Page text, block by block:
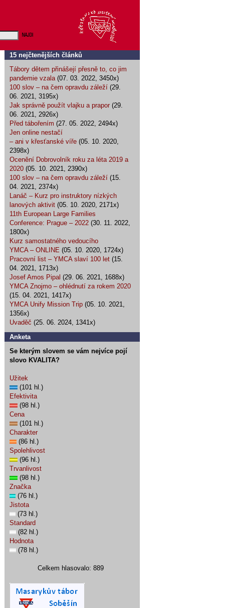
15 nejčtenějších článků
Tábory dětem přinášejí přesně to, co jim
pandemie vzala(07. 03. 2022, 3450x)
100 slov – na čem opravdu záleží (29.
06. 2021, 3195x)
Jak správně použít vlajku a prapor (29.
06. 2021, 2926x)
Před tábořením (27. 05. 2022, 2494x)
Jen online nestačí
– ani v křesťanské víře (05. 10. 2020,
2398x)
Ocenění Dobrovolník roku za léta 2019 a
2020 (05. 10. 2021, 2390x)
100 slov – na čem opravdu záleží (15.
04. 2021, 2374x)
Lanáč – Kurz pro instruktory nízkých
lanových aktivit (05. 10. 2020, 2171x)
11th European Large Families
Conference: Prague – 2022 (30. 11. 2022,
1800x)
Kurz samostatného vedoucího
YMCA – ONLINE (05. 10. 2020, 1724x)
Pracovní list – YMCA slaví 100 let (15.
04. 2021, 1713x)
Josef Amos Pipal (29. 06. 2021, 1688x)
YMCA Znojmo – ohlédnutí za rokem 2020
(15. 04. 2021, 1417x)
YMCA Unify Mission Trip (05. 10. 2021,
1356x)
Uvaděč (25. 06. 2024, 1341x)
Anketa
Se kterým slovem se vám nejvíce pojí
slovo KVALITA?
Užitek
(101 hl.)
Efektivita
(98 hl.)
Cena
(101 hl.)
Charakter
(86 hl.)
Spolehlivost
(96 hl.)
Trvanlivost
(98 hl.)
Značka
(76 hl.)
Jistota
(73 hl.)
Standard
(82 hl.)
Hodnota
(78 hl.)
Celkem hlasovalo: 889